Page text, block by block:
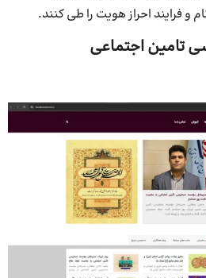
و فرایند احراز هویت را طی کنند.
تامین اجتماعی